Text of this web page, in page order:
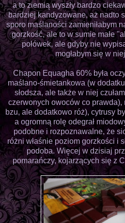
a to ziemią wyszły bardzo
bardziej kandyzowane, aż nadto
sporo maślaności zamieniłabym
gorzkość, ale to w sumie małe
połówek, ale gdyby nie
mogłabym się w
Chapon Equagha 60% była
maślano-śmietankowa (w
słodsza, ale także w niej
czerwonych owoców co prawda),
bzu, ale dodatkowo róż), cytrusy
a ogromną rolę odegrał
podobne i rozpoznawalne, że
różni właśnie poziom gorzkości i
podoba. Więcej w dzisiaj
pomarańczy, kojarzących się z